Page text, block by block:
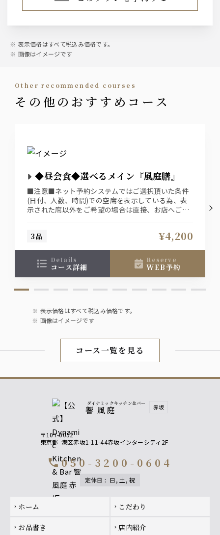
ーダ）
・角 ・カナディアンクラブ ・バランタイン ・ジムビ
ーム ・タラモアデュー
ワイン
・ヴィッラ ビアンキ ロッソ（赤）
・ヴィッラ ビアンキ ビアンコ（白）
吉乃川
梅酒
山崎樽仕上げ 梅酒
（水割り/お湯割り/ロック/ソーダ）
【麦】山紫水明
（水割り/お湯割り/ロック/ソーダ）
サワー
・ウーロンハイ
・グレープフルーツサワー
・レモンサワー
・緑茶ハイ
ソフトドリンク
・ノンアルコールビールテイスト オールフリー
・ウーロン茶
表示価格はすべて税込み価格です。
画像はイメージです
other recommended courses
その他のおすすめコース
◆昼会食◆選べるメイン『風庭膳』
■注意■ネット予約システムではご選択頂いた条件
(日付、人数、時間)での空席を表示している為、表
示された席以外をご希望の場合は直接、お店へご連
3品
¥4,200
details
コース詳細
reserve
WEB予約
表示価格はすべて税込み価格です。
画像はイメージです
コース一覧を見る
ダイナミックキッチン＆バー
響 風庭 赤坂
〒107-0052
東京都 港区赤坂1-11-44赤坂インターシティ2F
call050-3200-0604
定休日 : 日, 土, 祝
Footer navigation
chevron_right ホーム chevron_right こだわり
chevron_right お品書き chevron_right 店内紹介